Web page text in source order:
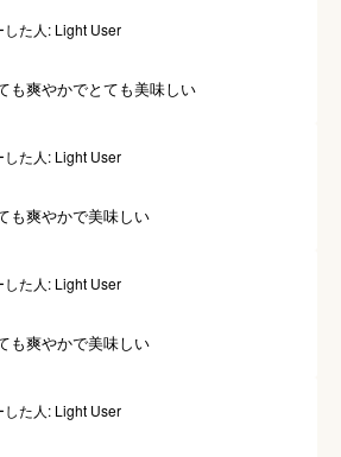
した人: Light User
も爽やかでとても美味しい
した人: Light User
も爽やかで美味しい
した人: Light User
も爽やかで美味しい
した人: Light User